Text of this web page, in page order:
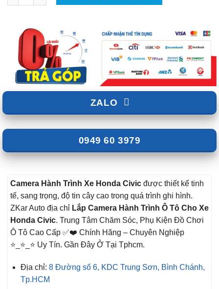
ZALO
0949 60 3979
Camera Hành Trình Xe Honda Civic được thiết kế tinh
tế, sang trọng, độ tin cây cao trong quá trình ghi hình.
ZKar Auto địa chỉ Lắp Camera Hành Trình Ô Tô Cho Xe
Honda Civic. Trung Tâm Chăm Sóc, Phụ Kiện Đồ Chơi
Ô Tô Cao Cấp ✅❤️ Chính Hãng – Chuyên Nghiệp
⭐_⭐_⭐ Uy Tín. Gần Đây Ở Tại Tphcm.
Địa chỉ: 8 Đường số 6, KDC Trung Sơn, Bình Chánh,
Tp.HCM